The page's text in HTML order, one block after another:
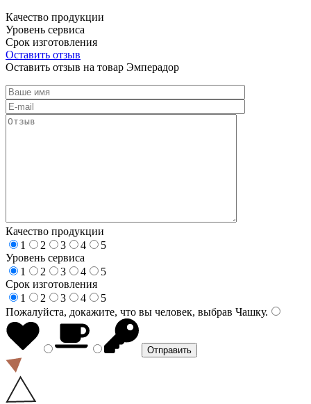
Качество продукции
Уровень сервиса
Срок изготовления
Оставить отзыв
Оставить отзыв на товар Эмперадор
Качество продукции
1
2 3 4
5
Уровень сервиса
1
2 3 4
5
Срок изготовления
1
2 3 4
5
Пожалуйста, докажите, что вы человек, выбрав Чашку.